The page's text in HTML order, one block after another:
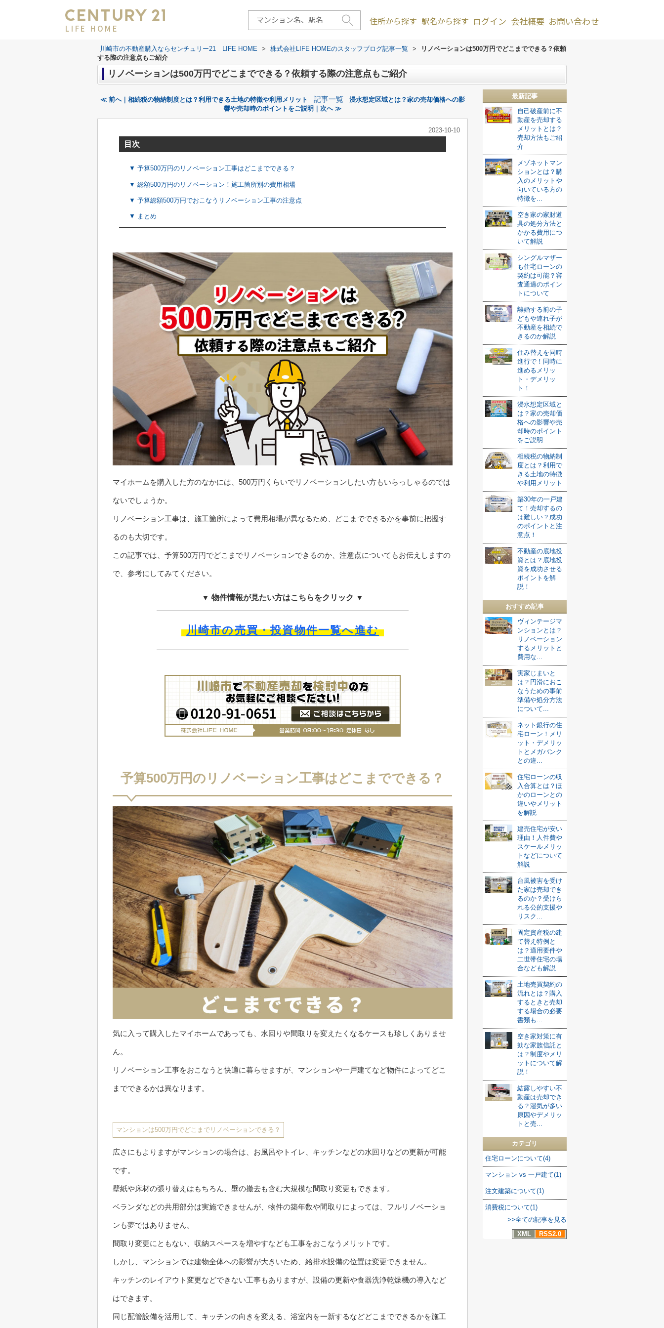
LIFE HOME
住所から探す 駅名から探す ログイン 会社概要 お問い合わせ
川崎市の不動産購入ならセンチュリー21 LIFE HOME > 株式会社LIFE HOMEのスタッフブログ記事一覧 >
リノベーションは500万円でどこまでできる？依頼
する際の注意点もご紹介
リノベーションは500万円でどこまでできる？依頼する際の注意点もご紹介
≪ 前へ｜相続税の物納制度とは？利用できる土地の特徴や利用メリット 記事一覧
浸水想定区域とは？家の売却価格への影
響や売却時のポイントをご説明｜次へ ≫
2023-10-10
目次
▼ 予算500万円のリノベーション工事はどこまでできる？
▼ 総額500万円のリノベーション！施工箇所別の費用相場
▼ 予算総額500万円でおこなうリノベーション工事の注意点
▼ まとめ
マイホームを購入した方のなかには、500万円くらいでリノベーションしたい方もいらっしゃるのでは
ないでしょうか。
リノベーション工事は、施工箇所によって費用相場が異なるため、どこまでできるかを事前に把握す
るのも大切です。
この記事では、予算500万円でどこまでリノベーションできるのか、注意点についてもお伝えしますの
で、参考にしてみてください。
▼ 物件情報が見たい方はこちらをクリック ▼
川崎市の売買・投資物件一覧へ進む
予算500万円のリノベーション工事はどこまでできる？
気に入って購入したマイホームであっても、水回りや間取りを変えたくなるケースも珍しくありませ
ん。
リノベーション工事をおこなうと快適に暮らせますが、マンションや一戸建てなど物件によってどこ
までできるかは異なります。
マンションは500万円でどこまでリノベーションできる？
広さにもよりますがマンションの場合は、お風呂やトイレ、キッチンなどの水回りなどの更新が可能
です。
壁紙や床材の張り替えはもちろん、壁の撤去も含む大規模な間取り変更もできます。
ベランダなどの共用部分は実施できませんが、物件の築年数や間取りによっては、フルリノベーショ
ンも夢ではありません。
間取り変更にともない、収納スペースを増やすなども工事をおこなうメリットです。
しかし、マンションでは建物全体への影響が大きいため、給排水設備の位置は変更できません。
キッチンのレイアウト変更などできない工事もありますが、設備の更新や食器洗浄乾燥機の導入など
はできます。
同じ配管設備を活用して、キッチンの向きを変える、浴室内を一新するなどどこまでできるかを施工
最新記事
自己破産前に不
動産を売却する
メリットとは？
売却方法もご紹
介
メゾネットマン
ションとは？購
入のメリットや
向いている方の
特徴を...
空き家の家財道
具の処分方法と
かかる費用につ
いて解説
シングルマザー
も住宅ローンの
契約は可能？審
査通過のポイン
トについて
離婚する前の子
どもや連れ子が
不動産を相続で
きるのか解説
住み替えを同時
進行で！同時に
進めるメリッ
ト・デメリッ
ト！
浸水想定区域と
は？家の売却価
格への影響や売
却時のポイント
をご説明
相続税の物納制
度とは？利用で
きる土地の特徴
や利用メリット
築30年の一戸建
て！売却するの
は難しい？成功
のポイントと注
意点！
不動産の底地投
資とは？底地投
資を成功させる
ポイントを解
説！
おすすめ記事
ヴィンテージマ
ンションとは？
リノベーション
するメリットと
費用な...
実家じまいと
は？円滑におこ
なうための事前
準備や処分方法
について...
ネット銀行の住
宅ローン！メリ
ット・デメリッ
トとメガバンク
との違...
住宅ローンの収
入合算とは？ほ
かのローンとの
違いやメリット
を解説
建売住宅が安い
理由！人件費や
スケールメリッ
トなどについて
解説
台風被害を受け
た家は売却でき
るのか？受けら
れる公的支援や
リスク...
固定資産税の建
て替え特例と
は？適用要件や
二世帯住宅の場
合なども解説
土地売買契約の
流れとは？購入
するときと売却
する場合の必要
書類も...
空き家対策に有
効な家族信託と
は？制度やメリ
ットについて解
説！
結露しやすい不
動産は売却でき
る？湿気が多い
原因やデメリッ
トと売...
カテゴリ
住宅ローンについて(4)
マンション vs 一戸建て(1)
注文建築について(1)
消費税について(1)
>>全ての記事を見る
XML
RSS2.0